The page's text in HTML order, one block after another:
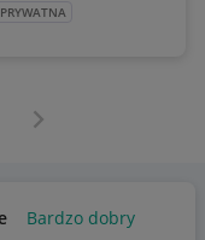
Następna strona
Bardzo dobry